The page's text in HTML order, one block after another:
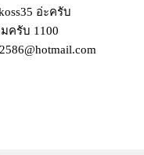
อ่ะครับ
ครับ 1100